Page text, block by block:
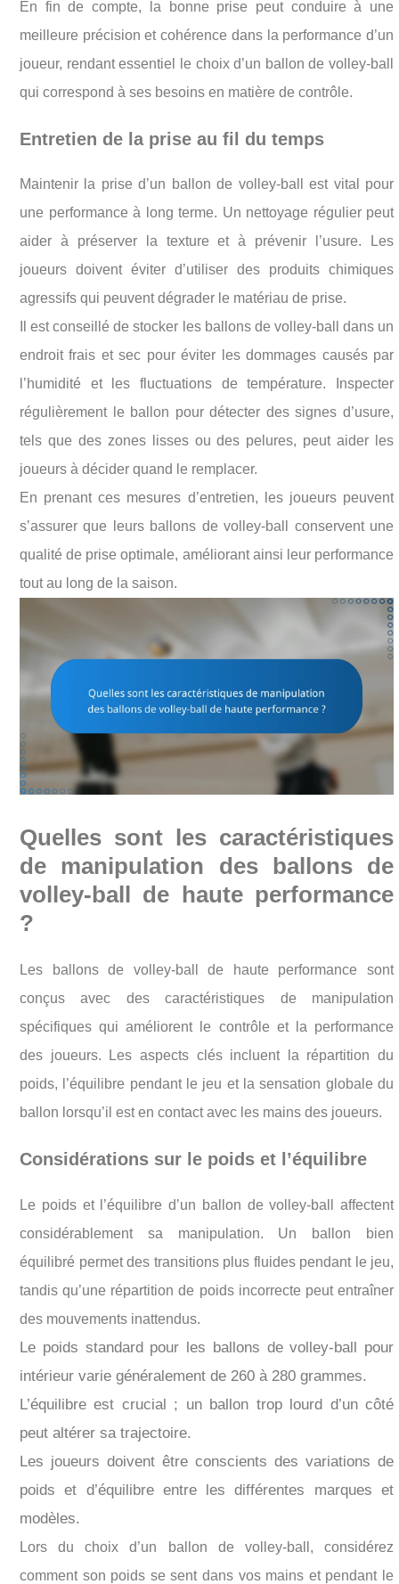
En fin de compte, la bonne prise peut conduire à une
meilleure précision et cohérence dans la performance d’un
joueur, rendant essentiel le choix d’un ballon de volley-ball
qui correspond à ses besoins en matière de contrôle.
Entretien de la prise au fil du temps
Maintenir la prise d’un ballon de volley-ball est vital pour
une performance à long terme. Un nettoyage régulier peut
aider à préserver la texture et à prévenir l’usure. Les
joueurs doivent éviter d’utiliser des produits chimiques
agressifs qui peuvent dégrader le matériau de prise.
Il est conseillé de stocker les ballons de volley-ball dans un
endroit frais et sec pour éviter les dommages causés par
l’humidité et les fluctuations de température. Inspecter
régulièrement le ballon pour détecter des signes d’usure,
tels que des zones lisses ou des pelures, peut aider les
joueurs à décider quand le remplacer.
En prenant ces mesures d’entretien, les joueurs peuvent
s’assurer que leurs ballons de volley-ball conservent une
qualité de prise optimale, améliorant ainsi leur performance
tout au long de la saison.
Quelles sont les caractéristiques
de manipulation des ballons de
volley-ball de haute performance
?
Les ballons de volley-ball de haute performance sont
conçus avec des caractéristiques de manipulation
spécifiques qui améliorent le contrôle et la performance
des joueurs. Les aspects clés incluent la répartition du
poids, l’équilibre pendant le jeu et la sensation globale du
ballon lorsqu’il est en contact avec les mains des joueurs.
Considérations sur le poids et l’équilibre
Le poids et l’équilibre d’un ballon de volley-ball affectent
considérablement sa manipulation. Un ballon bien
équilibré permet des transitions plus fluides pendant le jeu,
tandis qu’une répartition de poids incorrecte peut entraîner
des mouvements inattendus.
Le poids standard pour les ballons de volley-ball pour
intérieur varie généralement de 260 à 280 grammes.
L’équilibre est crucial ; un ballon trop lourd d’un côté
peut altérer sa trajectoire.
Les joueurs doivent être conscients des variations de
poids et d’équilibre entre les différentes marques et
modèles.
Lors du choix d’un ballon de volley-ball, considérez
comment son poids se sent dans vos mains et pendant le